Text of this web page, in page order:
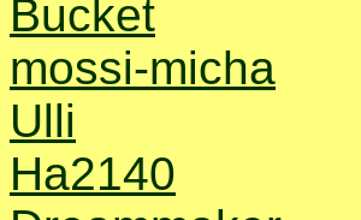
Bucket
mossi-micha
Ulli
Ha2140